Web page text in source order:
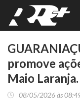
promove
Maio Laranja.
08/05/2026 às